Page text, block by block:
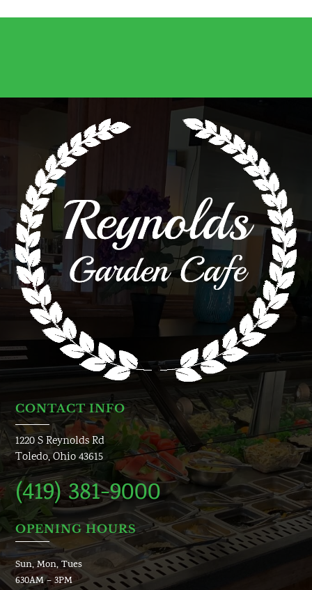
CONTACT INFO
1220 S Reynolds Rd
Toledo, Ohio 43615
(419) 381-9000
OPENING HOURS
Sun, Mon, Tues
630AM – 3PM